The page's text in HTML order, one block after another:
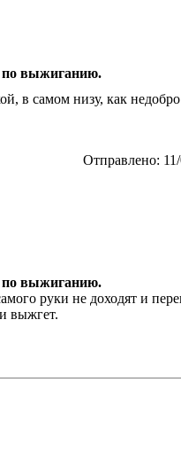
по выжиганию.
в самом низу, как
Отправлено:
по выжиганию.
руки не доходят и
выжгет.